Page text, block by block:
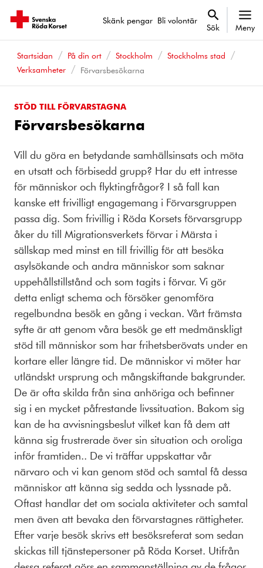
Skänk pengar Bli volontär
Sök Meny
Startsidan På din ort Stockholm
Stockholms stad
Verksamheter
Förvarsbesökarna
STÖD TILL FÖRVARSTAGNA
Förvarsbesökarna
Vill du göra en betydande samhällsinsats och möta
en utsatt och förbisedd grupp? Har du ett intresse
för människor och flyktingfrågor? I så fall kan
kanske ett frivilligt engagemang i Förvarsgruppen
passa dig. Som frivillig i Röda Korsets förvarsgrupp
åker du till Migrationsverkets förvar i Märsta i
sällskap med minst en till frivillig för att besöka
asylsökande och andra människor som saknar
uppehållstillstånd och som tagits i förvar. Vi gör
detta enligt schema och försöker genomföra
regelbundna besök en gång i veckan. Vårt främsta
syfte är att genom våra besök ge ett medmänskligt
stöd till människor som har frihetsberövats under en
kortare eller längre tid. De människor vi möter har
utländskt ursprung och mångskiftande bakgrunder.
De är ofta skilda från sina anhöriga och befinner
sig i en mycket påfrestande livssituation. Bakom sig
kan de ha avvisningsbeslut vilket kan få dem att
känna sig frustrerade över sin situation och oroliga
inför framtiden.. De vi träffar uppskattar vår
närvaro och vi kan genom stöd och samtal få dessa
människor att känna sig sedda och lyssnade på.
Oftast handlar det om sociala aktiviteter och samtal
men även att bevaka den förvarstagnes rättigheter.
Efter varje besök skrivs ett besöksreferat som sedan
skickas till tjänstepersoner på Röda Korset. Utifrån